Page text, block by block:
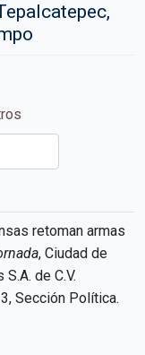
retoman armas
, Ciudad de
de C.V.
Sección Política.